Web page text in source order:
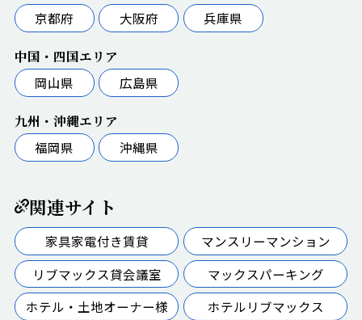
京都府
大阪府 兵庫県
中国・四国エリア
岡山県
広島県
九州・沖縄エリア
福岡県
沖縄県
関連サイト
家具家電付き賃貸
マンスリーマンション
リブマックス貸会議室
マックスパーキング
ホテル・土地オーナー様
ホテルリブマックス